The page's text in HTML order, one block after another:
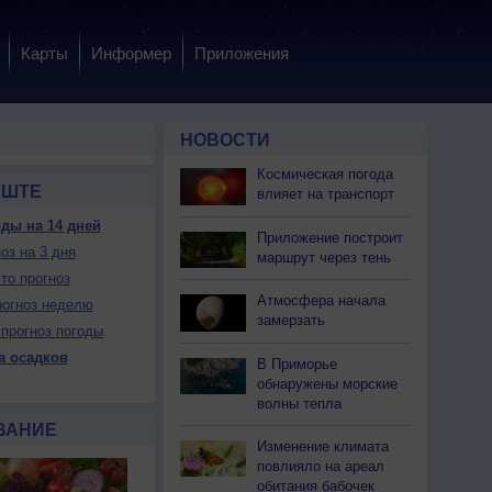
Карты Информер Приложения
пн 10 пн
Утро
10 пн
Нет
11 вт
Да
11 вт
Нет
11 вт
Нет
11 вт
Нет
+22 +35 +28 +23 +22 +37
на 14 дней
на 3 дня
прогноз
неделю
погоды
осадков
НОВОСТИ
Космическая погода
влияет на транспорт
Приложение построит
маршрут через тень
Атмосфера начала
замерзать
В Приморье
обнаружены морские
волны тепла
Изменение климата
повлияло на ареал
обитания бабочек